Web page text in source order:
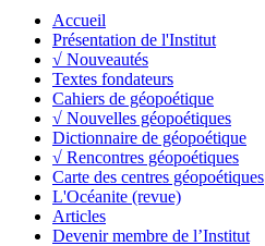
Accueil
Présentation de l'Institut
√ Nouveautés
Textes fondateurs
Cahiers de géopoétique
√ Nouvelles géopoétiques
Dictionnaire de géopoétique
√ Rencontres géopoétiques
Carte des centres géopoétiques
L'Océanite (revue)
Articles
Devenir membre de l’Institut